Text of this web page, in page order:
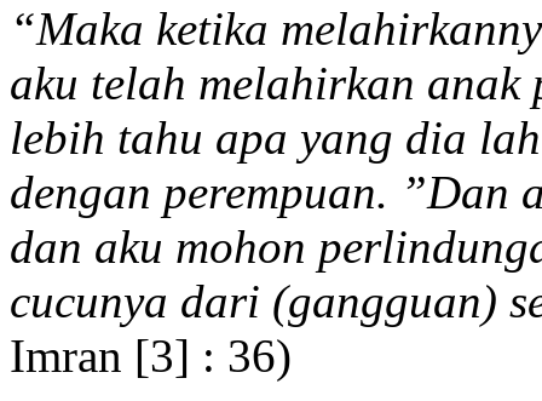
“Maka ketika
aku telah melahirkan
lebih tahu apa yang dia
dengan perempuan. ”Dan
dan aku mohon
cucunya dari (gangguan)
Imran [3] : 36)